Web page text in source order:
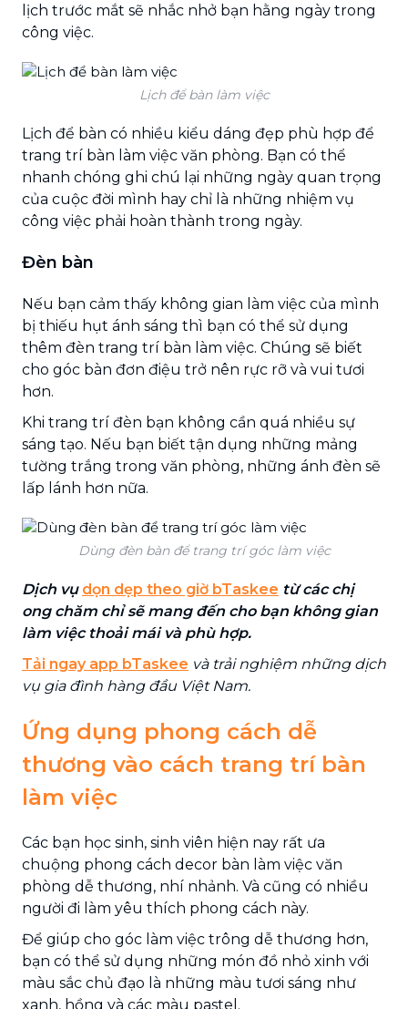
lịch trước mắt sẽ nhắc nhở bạn hằng ngày trong
công việc.
Lịch để bàn làm việc
Lịch để bàn có nhiều kiểu dáng đẹp phù hợp để
trang trí bàn làm việc văn phòng. Bạn có thể
nhanh chóng ghi chú lại những ngày quan trọng
của cuộc đời mình hay chỉ là những nhiệm vụ
công việc phải hoàn thành trong ngày.
Đèn bàn
Nếu bạn cảm thấy không gian làm việc của mình
bị thiếu hụt ánh sáng thì bạn có thể sử dụng
thêm đèn trang trí bàn làm việc. Chúng sẽ biết
cho góc bàn đơn điệu trở nên rực rỡ và vui tươi
hơn.
Khi trang trí đèn bạn không cần quá nhiều sự
sáng tạo. Nếu bạn biết tận dụng những mảng
tường trắng trong văn phòng, những ánh đèn sẽ
lấp lánh hơn nữa.
Dùng đèn bàn để trang trí góc làm việc
Dịch vụ dọn dẹp theo giờ bTaskee từ các chị
ong chăm chỉ sẽ mang đến cho bạn không gian
làm việc thoải mái và phù hợp.
Tải ngay app bTaskee và trải nghiệm những dịch
vụ gia đình hàng đầu Việt Nam.
Ứng dụng phong cách dễ
thương vào cách trang trí bàn
làm việc
Các bạn học sinh, sinh viên hiện nay rất ưa
chuộng phong cách decor bàn làm việc văn
phòng dễ thương, nhí nhảnh. Và cũng có nhiều
người đi làm yêu thích phong cách này.
Để giúp cho góc làm việc trông dễ thương hơn,
bạn có thể sử dụng những món đồ nhỏ xinh với
màu sắc chủ đạo là những màu tươi sáng như
xanh, hồng và các màu pastel.